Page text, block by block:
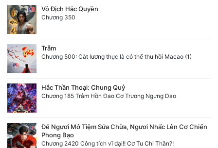
Vô Địch Hắc Quyền
Chương 350
Trẫm
Chương 500: Cắt lương thực là có thể thu hồi Macao (1)
Hắc Thần Thoại: Chung Quỷ
Chương 185 Trảm Hồn Đao Cơ Trương Ngưng Dao
Để Ngươi Mở Tiệm Sửa Chữa, Ngươi Nhấc Lên Cơ Chiến
Phong Bạo
Chương 2420 Công tích vĩ đại!! Cơ Tu Chi Thần?!